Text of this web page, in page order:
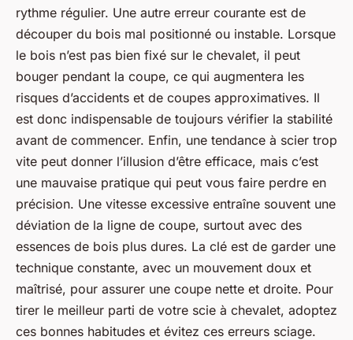
rythme régulier. Une autre erreur courante est de
découper du bois mal positionné ou instable. Lorsque
le bois n’est pas bien fixé sur le chevalet, il peut
bouger pendant la coupe, ce qui augmentera les
risques d’accidents et de coupes approximatives. Il
est donc indispensable de toujours vérifier la stabilité
avant de commencer. Enfin, une tendance à scier trop
vite peut donner l’illusion d’être efficace, mais c’est
une mauvaise pratique qui peut vous faire perdre en
précision. Une vitesse excessive entraîne souvent une
déviation de la ligne de coupe, surtout avec des
essences de bois plus dures. La clé est de garder une
technique constante, avec un mouvement doux et
maîtrisé, pour assurer une coupe nette et droite. Pour
tirer le meilleur parti de votre scie à chevalet, adoptez
ces bonnes habitudes et évitez ces erreurs sciage.